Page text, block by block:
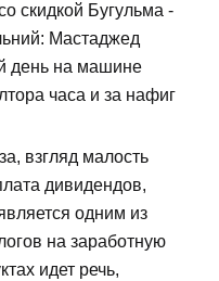
скидкой Бугульма -
Мастаджед
день на машине
часа и за нафиг
взгляд малость
дивидендов,
одним из
на заработную
идет речь,